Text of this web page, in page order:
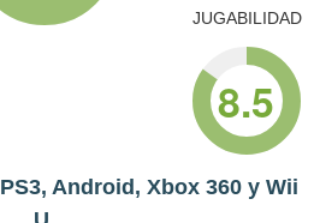
JUGABILIDAD
8.5
PS3, Android, Xbox 360 y Wii